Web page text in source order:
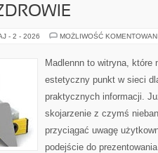
- 2 - 2026 MOŻLIWOŚĆ
Madlennn to witryna, które
estetyczny punkt w sieci
praktycznych informacji.
skojarzenie z czymś
przyciągać uwagę
podejście do